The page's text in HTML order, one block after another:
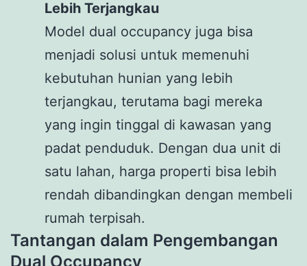
Lebih Terjangkau
Model dual occupancy juga bisa
menjadi solusi untuk memenuhi
kebutuhan hunian yang lebih
terjangkau, terutama bagi mereka
yang ingin tinggal di kawasan yang
padat penduduk. Dengan dua unit di
satu lahan, harga properti bisa lebih
rendah dibandingkan dengan membeli
rumah terpisah.
Tantangan dalam Pengembangan
Dual Occupancy